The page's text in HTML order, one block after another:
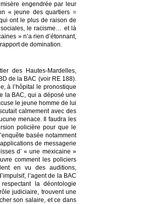
engendrée par leur
« jeune des quartiers =
ont le plus de raison de
le racisme… et là
» n’a rien d’étonnant,
de domination.
des Hautes-Mardelles,
de la BAC (voir RE 188).
à l’hôpital le pronostique
la BAC, qui a déposé une
le jeune homme de lui
calmement avec des
menace. Il faudra les
policière pour que le
basée notamment
de messagerie
d’ « une mexicaine »
comment les policiers
en vu des auditions,
l’agent de la BAC
la déontologie
judiciaire, trouvent une
son salaire, et ce dans